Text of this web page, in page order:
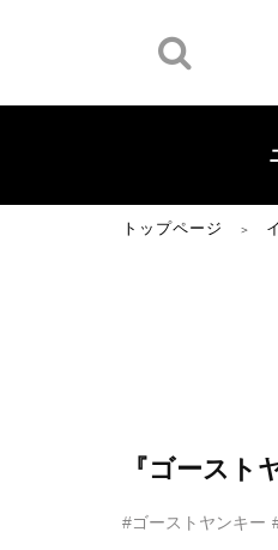
トップページ ＞
『ゴースト
#ゴーストヤンキー